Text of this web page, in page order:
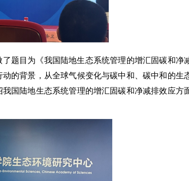
题目为《我国陆地生态系统管理的增汇固碳和净
的背景，从全球气候变化与碳中和、碳中和的生
国陆地生态系统管理的增汇固碳和净减排效应方